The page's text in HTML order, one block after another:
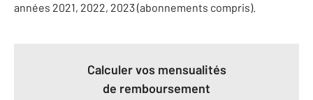
années 2021, 2022, 2023 (abonnements compris).
Calculer vos mensualités
de remboursement